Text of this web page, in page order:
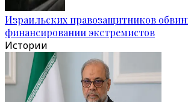
Израильских правозащитников
финансировании экстремистов
Истории